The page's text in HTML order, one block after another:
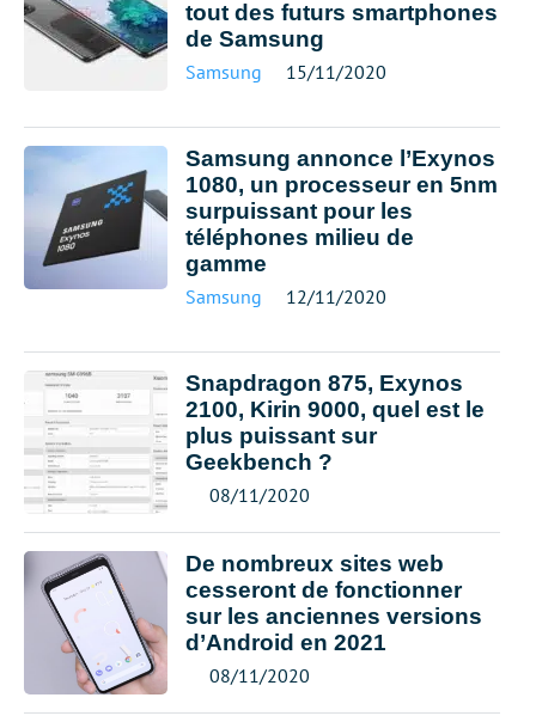
tout des futurs smartphones
de Samsung
Samsung 15/11/2020
Samsung annonce l’Exynos
1080, un processeur en 5nm
surpuissant pour les
téléphones milieu de
gamme
Samsung 12/11/2020
Snapdragon 875, Exynos
2100, Kirin 9000, quel est le
plus puissant sur
Geekbench ?
08/11/2020
De nombreux sites web
cesseront de fonctionner
sur les anciennes versions
d’Android en 2021
08/11/2020